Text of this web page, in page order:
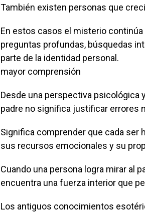
También existen personas que
En estos casos el misterio
preguntas profundas, búsquedas
parte de la identidad personal.
mayor comprensión
Desde una perspectiva psicológica
padre no significa justificar errores
Significa comprender que cada ser
sus recursos emocionales y su
Cuando una persona logra mirar al
encuentra una fuerza interior que
Los antiguos conocimientos